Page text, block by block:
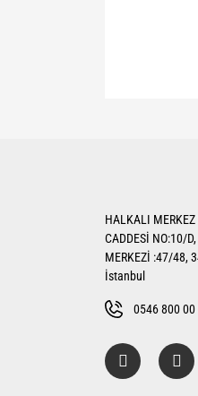
Ürün
Ürün
Ürün
HALKALI
CADDESİ NO:10/
MERKEZİ :47/48,
İstanbul
0546 800 00